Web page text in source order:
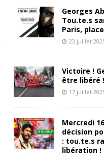
Georges
Tou.te.s
Paris,
23 juillet
Victoire !
être libéré !
17 juillet
Mercredi
décision
: tou.te.s
libération !